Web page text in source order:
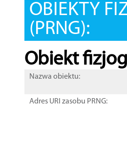
OBIEKTY
(PRNG):
Obiekt
Nazwa obiektu:
Adres URI zasobu PRNG: